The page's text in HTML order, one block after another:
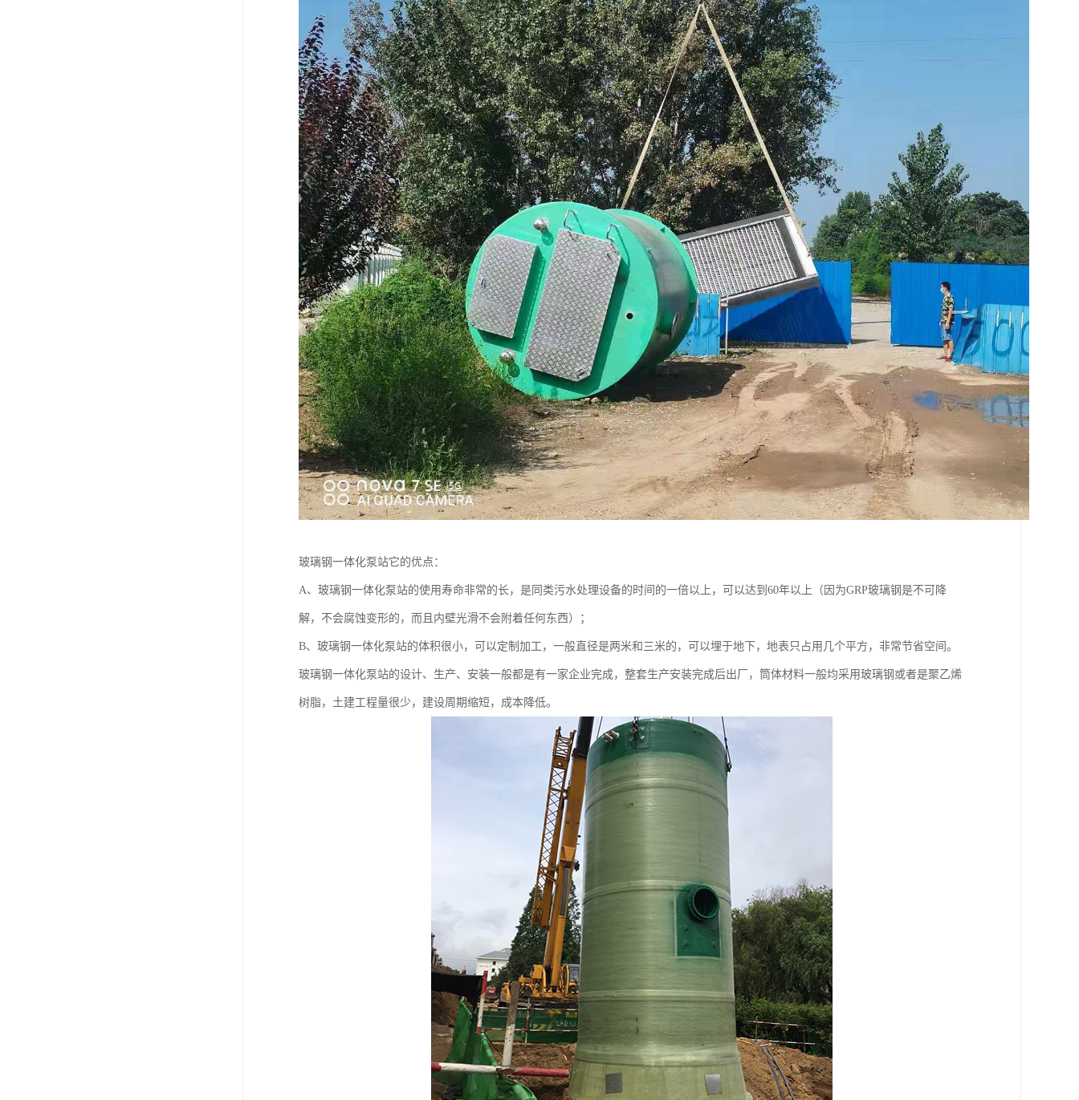
玻璃钢一体化泵站它的优点：
A、玻璃钢一体化泵站的使用寿命非常的长，是同类污水处理设备的时间的一倍以上，可以达到60年以上（因为GRP玻璃钢是不可降
解，不会腐蚀变形的，而且内壁光滑不会附着任何东西）；
B、玻璃钢一体化泵站的体积很小，可以定制加工，一般直径是两米和三米的，可以埋于地下，地表只占用几个平方，非常节省空间。
玻璃钢一体化泵站的设计、生产、安装一般都是有一家企业完成，整套生产安装完成后出厂，筒体材料一般均采用玻璃钢或者是聚乙烯
树脂，土建工程量很少，建设周期缩短，成本降低。